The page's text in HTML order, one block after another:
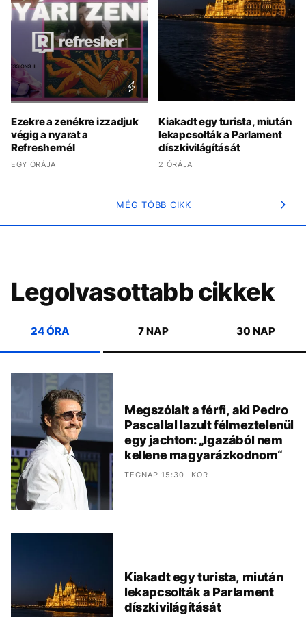
Ezekre a zenékre izzadjuk
végig a nyarat a
Refreshernél
EGY ÓRÁJA
Kiakadt egy turista, miután
lekapcsolták a Parlament
díszkivilágítását
2 ÓRÁJA
MÉG TÖBB CIKK
Legolvasottabb cikkek
24 ÓRA 7 NAP 30 NAP
Megszólalt a férfi, aki Pedro
Pascallal lazult félmeztelenül
egy jachton: „Igazából nem
kellene magyarázkodnom“
TEGNAP 15:30 -KOR
Kiakadt egy turista, miután
lekapcsolták a Parlament
díszkivilágítását